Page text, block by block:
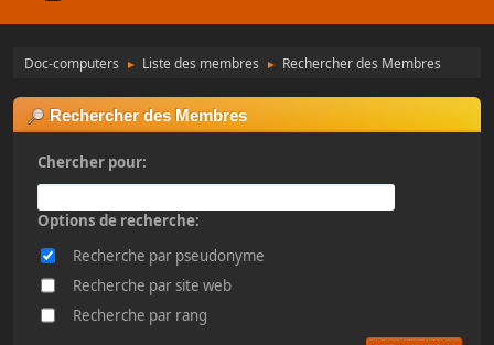
Doc-computers ► Liste des membres ► Rechercher des Membres
Rechercher des Membres
Chercher pour:
Options de recherche:
Recherche par pseudonyme
Recherche par site web
Recherche par rang